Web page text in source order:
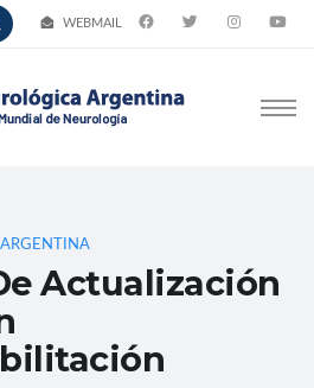
WEBMAIL
Actualización